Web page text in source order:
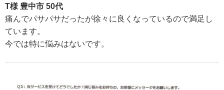
T様 豊中市 50代
痛んでパサパサだったが徐々に良くなっているので満足し
ています。
今では特に悩みはないです。